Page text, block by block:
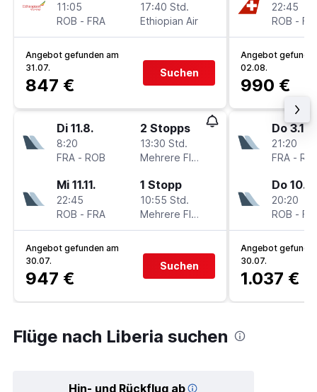
11:05
ROB - FRA
17:40 Std.
Ethiopian Air
Angebot gefunden am
31.07.
847 €
Suchen
Di 11.8.
8:20
FRA - ROB
2 Stopps
13:30 Std.
Mehrere Fluglinien
Mi 11.11.
22:45
ROB - FRA
1 Stopp
10:55 Std.
Mehrere Fluglinien
Angebot gefunden am
30.07.
947 €
Suchen
22:45
ROB -
Angebot
02.08.
990 €
Do 3.12.
21:20
FRA -
Do
20:20
ROB -
Angebot
30.07.
1.037 €
Flüge nach Liberia suchen
Hin- und Rückflug ab